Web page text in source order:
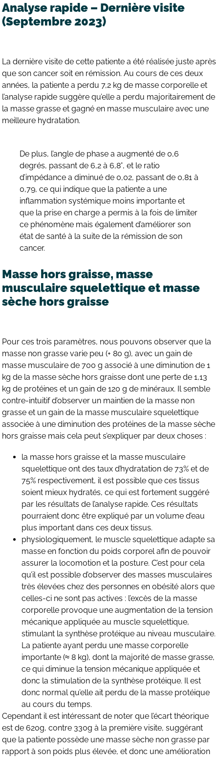
Analyse rapide – Dernière visite
(Septembre 2023)
La dernière visite de cette patiente a été réalisée juste après
que son cancer soit en rémission. Au cours de ces deux
années, la patiente a perdu 7,2 kg de masse corporelle et
l’analyse rapide suggère qu’elle a perdu majoritairement de
la masse grasse et gagné en masse musculaire avec une
meilleure hydratation.
De plus, l’angle de phase a augmenté de 0,6
degrés, passant de 6,2 à 6,8°, et le ratio
d’impédance a diminué de 0,02, passant de 0,81 à
0,79, ce qui indique que la patiente a une
inflammation systémique moins importante et
que la prise en charge a permis à la fois de limiter
ce phénomène mais également d’améliorer son
état de santé à la suite de la rémission de son
cancer.
Masse hors graisse, masse
musculaire squelettique et masse
sèche hors graisse
Pour ces trois paramètres, nous pouvons observer que la
masse non grasse varie peu (+ 80 g), avec un gain de
masse musculaire de 700 g associé à une diminution de 1
kg de la masse sèche hors graisse dont une perte de 1,13
kg de protéines et un gain de 120 g de minéraux. Il semble
contre-intuitif d’observer un maintien de la masse non
grasse et un gain de la masse musculaire squelettique
associée à une diminution des protéines de la masse sèche
hors graisse mais cela peut s’expliquer par deux choses :
la masse hors graisse et la masse musculaire
squelettique ont des taux d’hydratation de 73% et de
75% respectivement, il est possible que ces tissus
soient mieux hydratés, ce qui est fortement suggéré
par les résultats de l’analyse rapide. Ces résultats
pourraient donc être expliqué par un volume d’eau
plus important dans ces deux tissus.
physiologiquement, le muscle squelettique adapte sa
masse en fonction du poids corporel afin de pouvoir
assurer la locomotion et la posture. C’est pour cela
qu’il est possible d’observer des masses musculaires
très élevées chez des personnes en obésité alors que
celles-ci ne sont pas actives : l’excès de la masse
corporelle provoque une augmentation de la tension
mécanique appliquée au muscle squelettique,
stimulant la synthèse protéique au niveau musculaire.
La patiente ayant perdu une masse corporelle
importante (≈ 8 kg), dont la majorité de masse grasse,
ce qui diminue la tension mécanique appliquée et
donc la stimulation de la synthèse protéique. Il est
donc normal qu’elle ait perdu de la masse protéique
au cours du temps.
Cependant il est intéressant de noter que l’écart théorique
est de 620g, contre 330g à la première visite, suggérant
que la patiente possède une masse sèche non grasse par
rapport à son poids plus élevée, et donc une amélioration